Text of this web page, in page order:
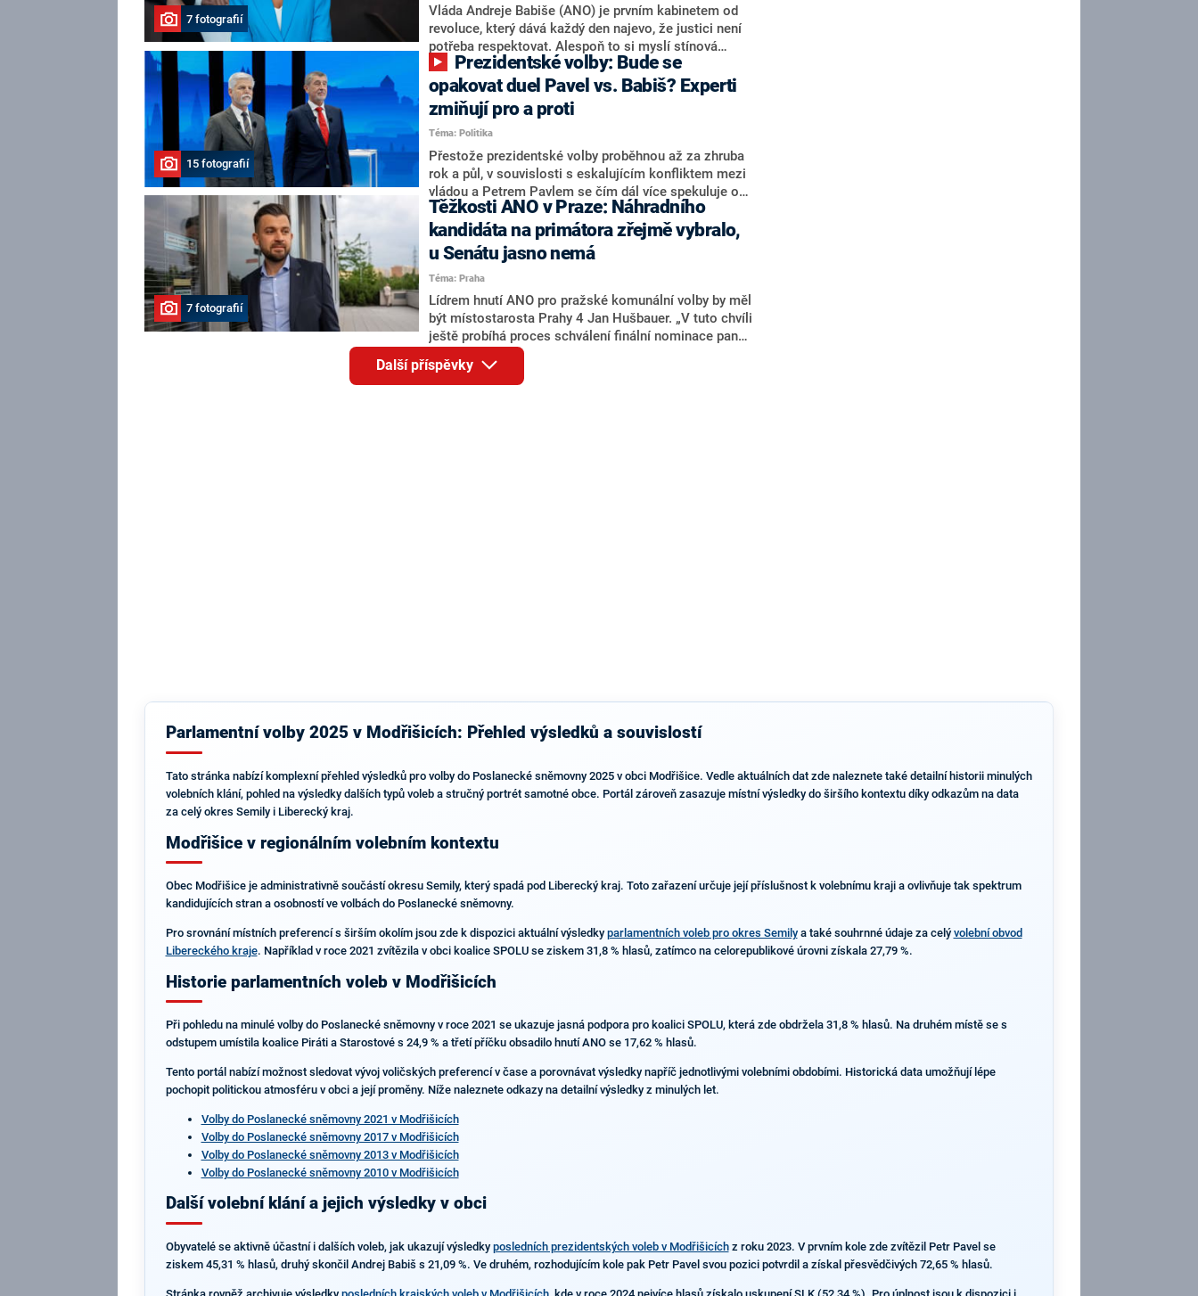
o případné kandidatuře kohokoliv ze zmíněné trojice
značně pochybuje. Podle něj současná koalice dosud
nemá osobu, která by Pavlovi mohla konkurovat.
7 fotografií
Vláda Andreje Babiše (ANO) je prvním kabinetem od
revoluce, který dává každý den najevo, že justici není
potřeba respektovat. Alespoň to si myslí stínová
ministryně spravedlnosti ODS Eva Decroix. V
rozhovoru pro CNN Prima NEWS si nebrala servítky
ohledně politického výkonu svého nástupce Jeronýma
Tejce (za ANO) či vládní zmocněnkyně pro lidská
práva Taťány Malé (ANO). Označením „svoloč“ na
adresu vlády prý byla ještě hodná. Decroix se také
vrátila k volební porážce koalice Spolu či promluvila o
hnutí Naše Česko Martina Kuby.
15 fotografií
opakovat duel Pavel vs. Babiš? Experti
zmiňují pro a proti
Téma: Politika
Přestože prezidentské volby proběhnou až za zhruba
rok a půl, v souvislosti s eskalujícím konfliktem mezi
vládou a Petrem Pavlem se čím dál více spekuluje o
tom, koho by do bitvy o Hrad mohla vyslat současná
koalice. Někteří političtí komentátoři znovu vytahují
jméno premiéra Andreje Babiše (ANO). Jak moc je
pravděpodobné, že se v prezidentských volbách 2028
bude znovu opakovat souboj z roku 2023?
7 fotografií
Těžkosti ANO v Praze: Náhradního
kandidáta na primátora zřejmě vybralo,
u Senátu jasno nemá
Téma: Praha
Lídrem hnutí ANO pro pražské komunální volby by měl
být místostarosta Prahy 4 Jan Hušbauer. „V tuto chvíli
ještě probíhá proces schválení finální nominace pana
Jana Hušbauera Výborem hnutí ANO,“ uvedl pro
redakci místopředseda pražského ANO Martin
Benkovič. O Hušbauerovi se spekulovalo jako o
Další příspěvky
Parlamentní volby 2025 v Modřišicích: Přehled výsledků a souvislostí
Tato stránka nabízí komplexní přehled výsledků pro volby do Poslanecké sněmovny 2025 v obci Modřišice. Vedle aktuálních dat zde naleznete také detailní historii minulých
volebních klání, pohled na výsledky dalších typů voleb a stručný portrét samotné obce. Portál zároveň zasazuje místní výsledky do širšího kontextu díky odkazům na data
za celý okres Semily i Liberecký kraj.
Modřišice v regionálním volebním kontextu
Obec Modřišice je administrativně součástí okresu Semily, který spadá pod Liberecký kraj. Toto zařazení určuje její příslušnost k volebnímu kraji a ovlivňuje tak spektrum
kandidujících stran a osobností ve volbách do Poslanecké sněmovny.
Pro srovnání místních preferencí s širším okolím jsou zde k dispozici aktuální výsledky parlamentních voleb pro okres Semilya také souhrnné údaje za celý volební obvod
Libereckého kraje. Například v roce 2021 zvítězila v obci koalice SPOLU se ziskem 31,8 % hlasů, zatímco na celorepublikové úrovni získala 27,79 %.
Historie parlamentních voleb v Modřišicích
Při pohledu na minulé volby do Poslanecké sněmovny v roce 2021 se ukazuje jasná podpora pro koalici SPOLU, která zde obdržela 31,8 % hlasů. Na druhém místě se s
odstupem umístila koalice Piráti a Starostové s 24,9 % a třetí příčku obsadilo hnutí ANO se 17,62 % hlasů.
Tento portál nabízí možnost sledovat vývoj voličských preferencí v čase a porovnávat výsledky napříč jednotlivými volebními obdobími. Historická data umožňují lépe
pochopit politickou atmosféru v obci a její proměny. Níže naleznete odkazy na detailní výsledky z minulých let.
Volby do Poslanecké sněmovny 2021 v Modřišicích
Volby do Poslanecké sněmovny 2017 v Modřišicích
Volby do Poslanecké sněmovny 2013 v Modřišicích
Volby do Poslanecké sněmovny 2010 v Modřišicích
Další volební klání a jejich výsledky v obci
Obyvatelé se aktivně účastní i dalších voleb, jak ukazují výsledky posledních prezidentských voleb v Modřišicíchz roku 2023. V prvním kole zde zvítězil Petr Pavel se
ziskem 45,31 % hlasů, druhý skončil Andrej Babiš s 21,09 %. Ve druhém, rozhodujícím kole pak Petr Pavel svou pozici potvrdil a získal přesvědčivých 72,65 % hlasů.